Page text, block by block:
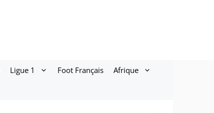
Ligue 1 Foot Français Afrique